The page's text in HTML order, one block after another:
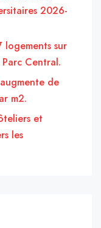
2026-
logements sur
Central.
de
m2.
et
les